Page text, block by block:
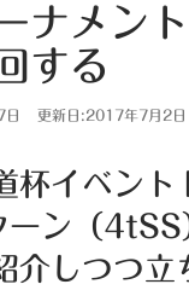
ナメン
する
日 更新日:2017年7月2日
杯イベント
ーン（4tSS
介しつつ立